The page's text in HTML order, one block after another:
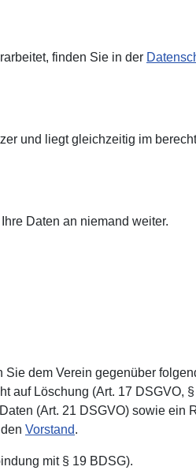
finden Sie in der
und liegt gleichzeitig im
Daten an niemand weiter.
dem Verein gegenüber
auf Löschung (Art. 17 DSGVO,
(Art. 21 DSGVO) sowie ein
Vorstand.
mit § 19 BDSG).